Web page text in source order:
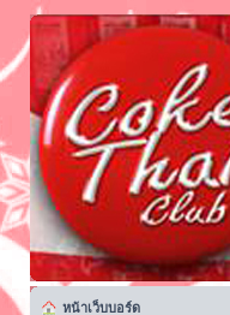
หน้าเว็บบอร์ด